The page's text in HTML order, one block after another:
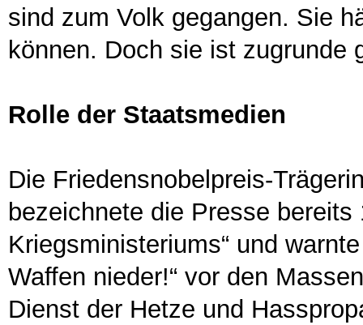
sind zum Volk gegangen. Sie
können. Doch sie ist zugrunde
Rolle der Staatsmedien
Die Friedensnobelpreis-
bezeichnete die Presse bereits
Kriegsministeriums“ und
Waffen nieder!“ vor den
Dienst der Hetze und